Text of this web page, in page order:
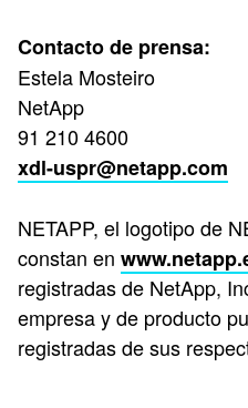
Contacto de prensa:
Estela Mosteiro
NetApp
91 210 4600
xdl-uspr@netapp.com
NETAPP, el logotipo de
constan en
registradas de NetApp,
empresa y de producto
registradas de sus